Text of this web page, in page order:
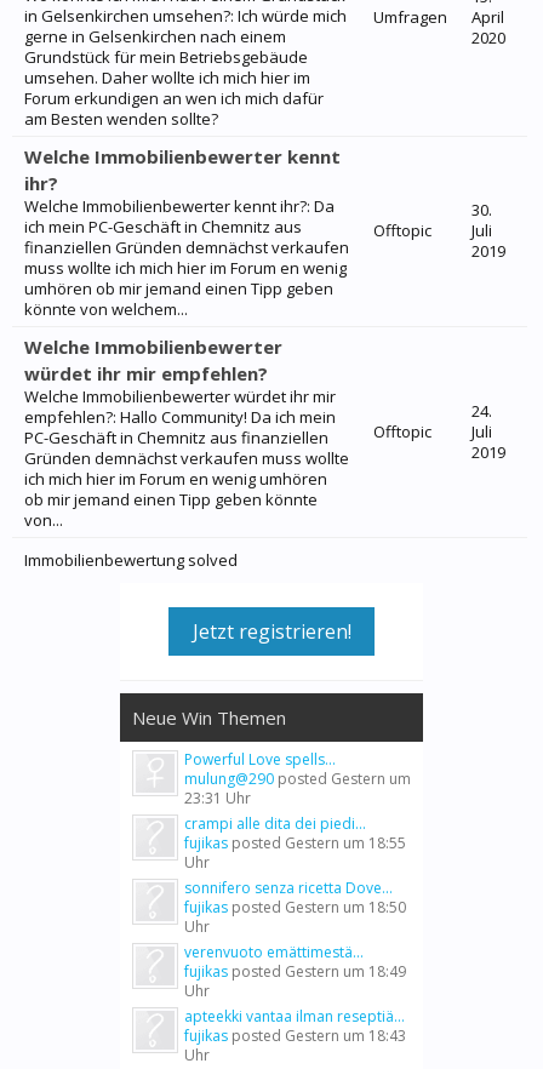
in Gelsenkirchen umsehen?: Ich würde mich
gerne in Gelsenkirchen nach einem
Grundstück für mein Betriebsgebäude
umsehen. Daher wollte ich mich hier im
Forum erkundigen an wen ich mich dafür
am Besten wenden sollte?
Umfragen
April
2020
Welche Immobilienbewerter kennt
ihr?
Welche Immobilienbewerter kennt ihr?: Da
ich mein PC-Geschäft in Chemnitz aus
finanziellen Gründen demnächst verkaufen
muss wollte ich mich hier im Forum en wenig
umhören ob mir jemand einen Tipp geben
könnte von welchem...
Offtopic
30.
Juli
2019
Welche Immobilienbewerter
würdet ihr mir empfehlen?
Welche Immobilienbewerter würdet ihr mir
empfehlen?: Hallo Community! Da ich mein
PC-Geschäft in Chemnitz aus finanziellen
Gründen demnächst verkaufen muss wollte
ich mich hier im Forum en wenig umhören
ob mir jemand einen Tipp geben könnte
von...
Offtopic
24.
Juli
2019
Immobilienbewertung solved
Jetzt registrieren!
Neue Win Themen
Powerful Love spells...
mulung@290 posted Gestern um
23:31 Uhr
crampi alle dita dei piedi...
fujikas posted Gestern um 18:55
Uhr
sonnifero senza ricetta Dove...
fujikas posted Gestern um 18:50
Uhr
verenvuoto emättimestä...
fujikas posted Gestern um 18:49
Uhr
apteekki vantaa ilman reseptiä...
fujikas posted Gestern um 18:43
Uhr